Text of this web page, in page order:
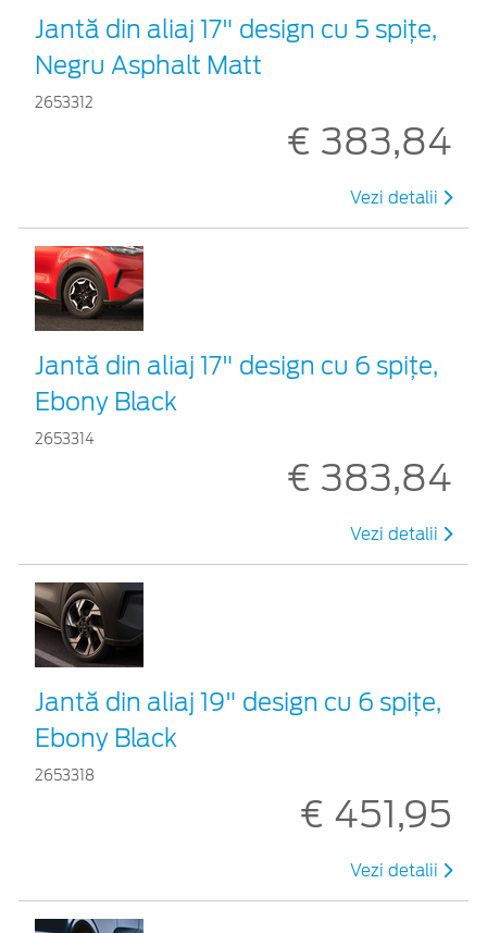
Jantă din aliaj 17" design cu 5 spițe,
Negru Asphalt Matt
2653312
€ 383,84
Vezi detalii
Jantă din aliaj 17" design cu 6 spițe,
Ebony Black
2653314
€ 383,84
Vezi detalii
Jantă din aliaj 19" design cu 6 spițe,
Ebony Black
2653318
€ 451,95
Vezi detalii